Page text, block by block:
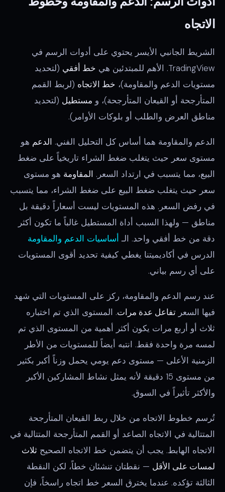
الاتجاه
الشريط الجانبي الأيسر يحتوي على أدوات الرسم في
TradingView. الأهم للمبتدئين هي
خط أفقي (لتحديد
مستويات الدعم والمقاومة)، خط الاتجاه (لربط القمم
المتأرجحة أو القيعان المتأرجحة)، و مستطيل (لتحديد
مناطق العرض والطلب أو بلوكات الأوامر).
الدعم والمقاومة هما أساس كل التحليل الفني. الدعم هو
مستوى سعر حيث يتغلب ضغط الشراء تاريخياً على ضغط
البيع، مما يتسبب في ارتداد السعر. المقاومة هو مستوى
سعر حيث يتغلب ضغط البيع على ضغط الشراء، مما يتسبب
في رفض السعر. هذه المستويات ليست أسعاراً دقيقة بل
مناطق — ولهذا السبب أداة المستطيل غالباً ما تكون أكثر
دقة من خط أفقي واحد. الـ أساسيات الدعم والمقاومة
الدرس في أكاديميتنا يغطي كيفية تحديد أقوى المستويات
على أي رسم بياني.
عند رسم الدعم والمقاومة، ركز على المستويات التي شهد
فيها السعر تفاعل عدة مرات. المستوى الذي تم اختباره
ثلاث أو أربع مرات يكون أكثر أهمية من المستوى الذي تم
لمسه مرة واحدة فقط. انتبه أيضاً للمستويات من الأطر
الزمنية الأعلى — مستوى دعم يومي يحمل وزناً أكبر بكثير
من مستوى 15 دقيقة لأنه يمثل نشاط المشاركين الأكبر
والأكثر تأثيراً في السوق.
تُرسم خطوط الاتجاه من خلال ربط القيعان المتأرجحة
المتتالية في الاتجاه الصاعد أو القمم المتأرجحة المتتالية في
الاتجاه الهابط. يجب أن يتضمن خط الاتجاه الصحيح ثلاث
لمسات على الأقل — نقطتان تنشئان خطاً، لكن النقطة
الثالثة تؤكده. عندما يخترق السعر خط اتجاه راسخاً، فإن